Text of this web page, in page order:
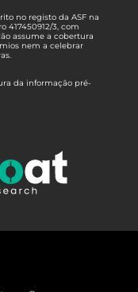
no registo da ASF na
417450912/3, com
assume a cobertura
nem a celebrar
da informação pré-